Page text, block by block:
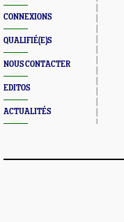
CONNEXIONS
QUALIFIÉ(E)S
NOUS CONTACTER
EDITOS
ACTUALITÉS